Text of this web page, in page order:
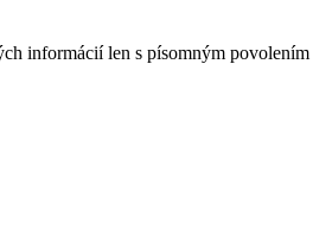
informácií len s písomným povolením